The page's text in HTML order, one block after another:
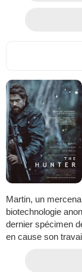
Martin, un
biotechnologie
dernier spécimen
en cause son